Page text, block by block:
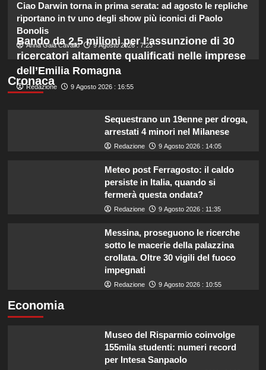
cui si è pentita: “L’ho fatto
sciogliere”.
Gaia svela la verità sull’amore tra
Elodie e Franceska: “Se l’amore
genera rabbia…”
Helena e Javier: fine dell’amore
dopo il Grande Fratello? Lui nega le
Ciao Darwin torna in prima serata: ad agosto le repliche
riportano in tv uno degli show più iconici di Paolo
Bonolis
Anna Gaia Cavallo 9 Agosto 2026 : 7:23
Cronaca
Bando da 2,5 milioni per l’assunzione di 30
ricercatori altamente qualificati nelle imprese
dell’Emilia Romagna
Redazione 9 Agosto 2026 : 16:55
Sequestrano un 19enne per droga,
arrestati 4 minori nel Milanese
Redazione 9 Agosto 2026 : 14:05
Meteo post Ferragosto: il caldo
persiste in Italia, quando si
fermerà questa ondata?
Redazione 9 Agosto 2026 : 11:35
Messina, proseguono le ricerche
sotto le macerie della palazzina
crollata. Oltre 30 vigili del fuoco
impegnati
Redazione 9 Agosto 2026 : 10:55
Economia
Museo del Risparmio coinvolge
155mila studenti: numeri record
per Intesa Sanpaolo